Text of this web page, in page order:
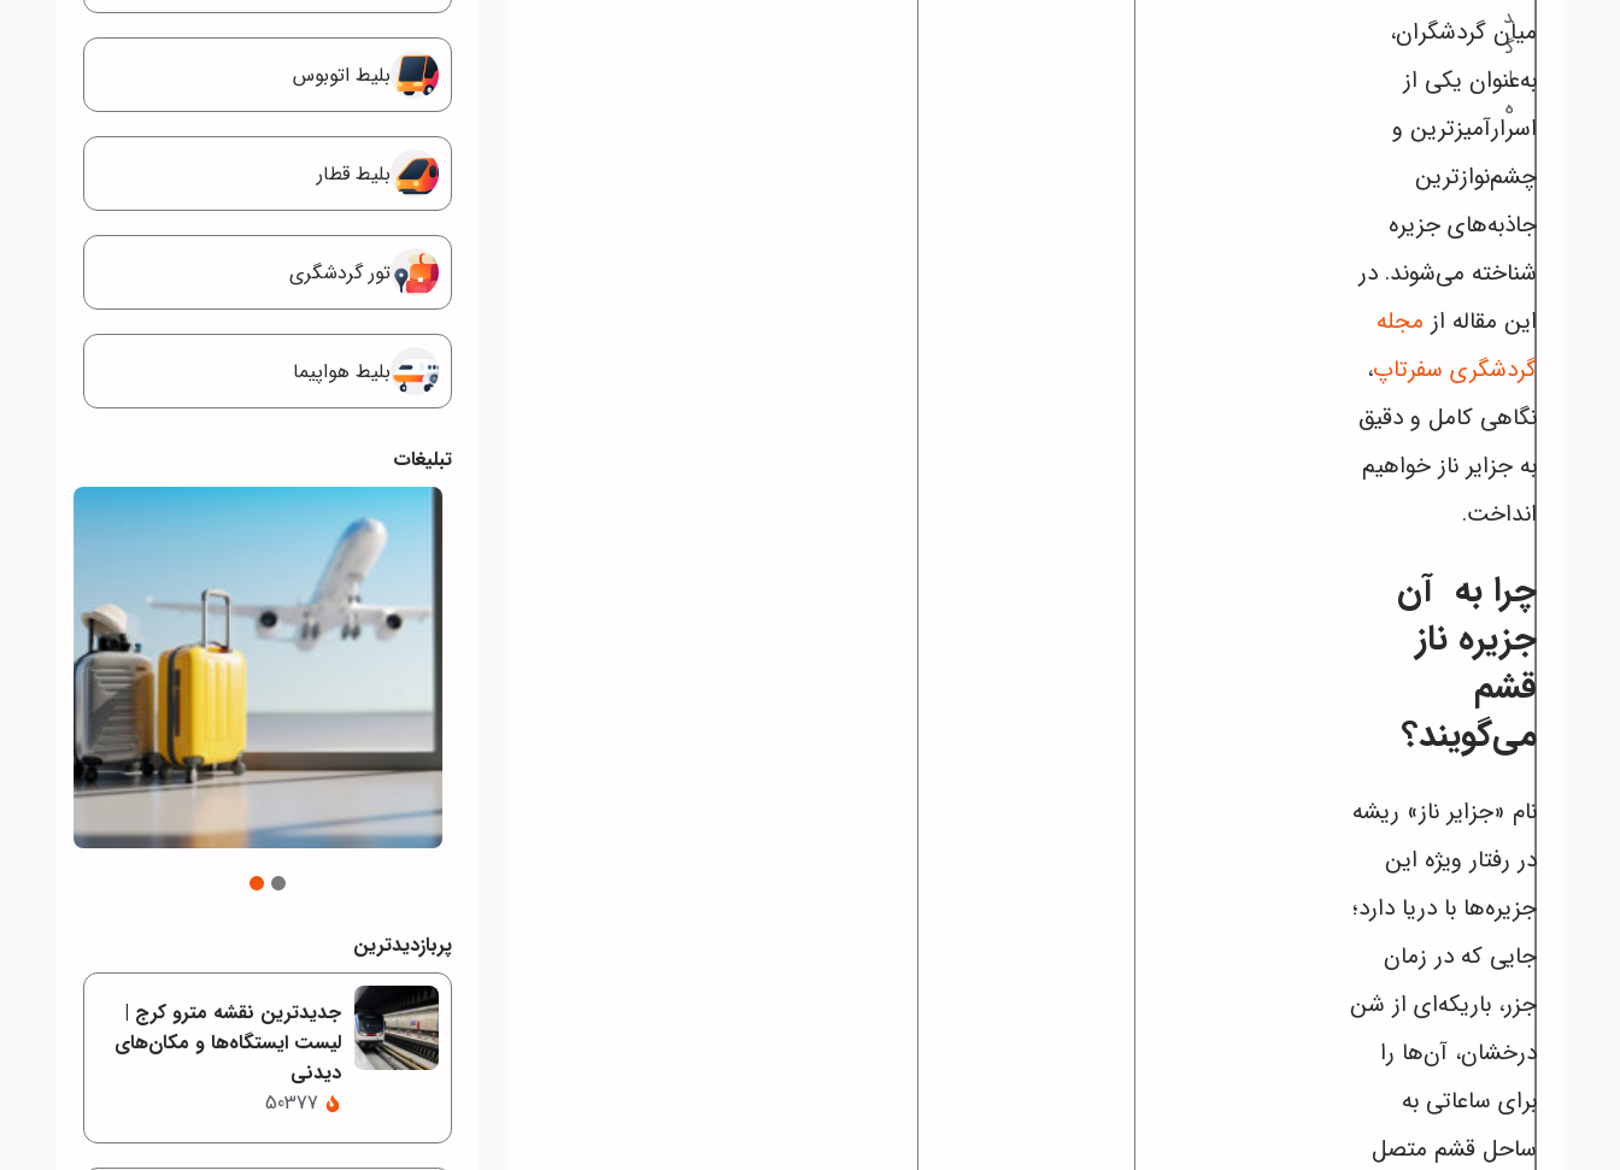
د
گ
ا
ه
میان گردشگران،
به‌عنوان یکی از
اسرارآمیزترین و
چشم‌نوازترین
جاذبه‌های جزیره
شناخته می‌شوند. در
این مقاله از مجله
گردشگری سفرتاپ،
نگاهی کامل و دقیق
به جزایر ناز خواهیم
انداخت.
چرا به آن
جزیره ناز
قشم
می‌گویند؟
نام «جزایر ناز» ریشه
در رفتار ویژه این
جزیره‌ها با دریا دارد؛
جایی که در زمان
جزر، باریکه‌ای از شن‌
درخشان، آن‌ها را
برای ساعاتی به
ساحل قشم متصل
بلیط اتوبوس
بلیط قطار
تور گردشگری
بلیط هواپیما
تبلیغات
پربازدیدترین
جدیدترین نقشه مترو کرج |
لیست ایستگاه‌ها و مکان‌های
دیدنی
50377